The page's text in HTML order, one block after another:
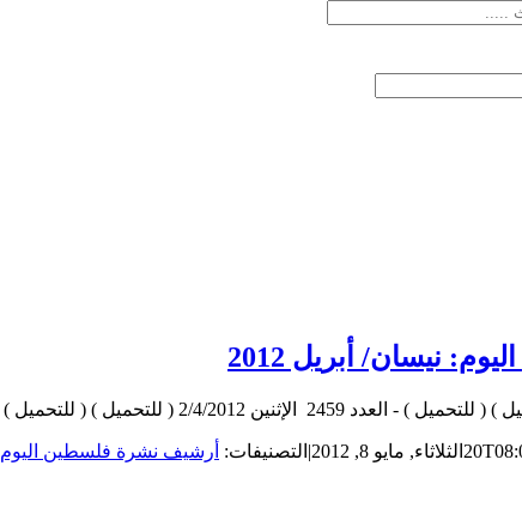
نيسان/ أبريل 2012
الثلاثاء, مايو 8, 2012 | التصنيفات: أرشيف نشرة فلسطين اليوم